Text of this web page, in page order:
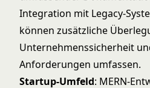
Integration mit Legacy-
können zusätzliche
Unternehmenssicherheit
Anforderungen umfassen.
Startup-Umfeld: MERN-